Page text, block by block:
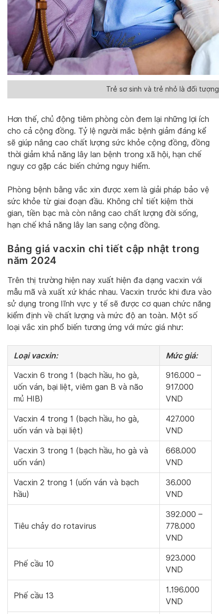
Trẻ sơ sinh và trẻ nhỏ là đối
Hơn thế, chủ động tiêm phòng còn đem lại những lợi ích
cho cả cộng đồng. Tỷ lệ người mắc bệnh giảm đáng kể
sẽ giúp nâng cao chất lượng sức khỏe cộng đồng, đồng
thời giảm khả năng lây lan bệnh trong xã hội, hạn chế
nguy cơ gặp các biến chứng nguy hiểm.
Phòng bệnh bằng vắc xin được xem là giải pháp bảo vệ
sức khỏe từ giai đoạn đầu. Không chỉ tiết kiệm thời
gian, tiền bạc mà còn nâng cao chất lượng đời sống,
hạn chế khả năng lây lan sang cộng đồng.
Bảng giá vacxin chi tiết cập nhật trong
năm 2024
Trên thị trường hiện nay xuất hiện đa dạng vacxin với
mẫu mã và xuất xứ khác nhau. Vacxin trước khi đưa vào
sử dụng trong lĩnh vực y tế sẽ được cơ quan chức năng
kiểm định về chất lượng và mức độ an toàn. Một số
loại vắc xin phổ biến tương ứng với mức giá như:
Loại vacxin: Mức giá:
Vacxin 6 trong 1 (bạch hầu, ho gà,
uốn ván, bại liệt, viêm gan B và não
mủ HIB)
916.000 –
917.000
VND
Vacxin 4 trong 1 (bạch hầu, ho gà,
uốn ván và bại liệt)
427.000
VND
Vacxin 3 trong 1 (bạch hầu, ho gà và
uốn ván)
668.000
VND
Vacxin 2 trong 1 (uốn ván và bạch
hầu)
36.000
VND
Tiêu chảy do rotavirus
392.000 –
778.000
VND
Phế cầu 10
923.000
VND
Phế cầu 13
1.196.000
VND